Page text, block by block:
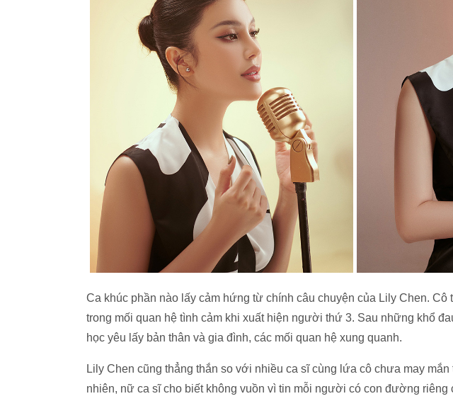
Ca khúc phần nào lấy cảm hứng từ chính câu chuyện của Lily Chen. Cô
trong mối quan hệ tình cảm khi xuất hiện người thứ 3. Sau những khổ
học yêu lấy bản thân và gia đình, các mối quan hệ xung quanh.
Lily Chen cũng thẳng thắn so với nhiều ca sĩ cùng lứa cô chưa may mắn
nhiên, nữ ca sĩ cho biết không vuồn vì tin mỗi người có con đường